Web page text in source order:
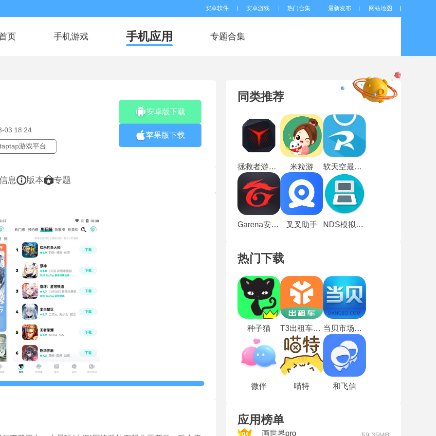
安卓软件 安卓游戏 热门合集 最新发布 网站地图
页 手机游戏 手机应用 专题合集
03 18:24
taptap游戏平台
安卓版下载
苹果版下载
息 版本 专题
同类推荐
拯救者游戏空间 米粒游 软天空最新版
Garena安卓版 叉叉助手 NDS模拟器安卓版
热门下载
种子猫 T3出租车司机版 当贝市场TV版
微伴 喵特 和飞信
应用榜单
画世界pro